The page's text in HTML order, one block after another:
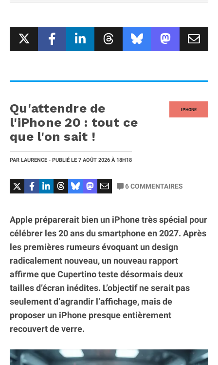
IPHONE
Qu'attendre de
l'iPhone 20 : tout ce
que l'on sait !
PAR LAURENCE - PUBLIÉ LE 7 AOÛT 2026 À 18H18
6COMMENTAIRES
Apple préparerait bien un iPhone très spécial pour
célébrer les 20 ans du smartphone en 2027. Après
les premières rumeurs évoquant un design
radicalement nouveau, un nouveau rapport
affirme que Cupertino teste désormais deux
tailles d’écran inédites. L’objectif ne serait pas
seulement d’agrandir l’affichage, mais de
proposer un iPhone presque entièrement
recouvert de verre.